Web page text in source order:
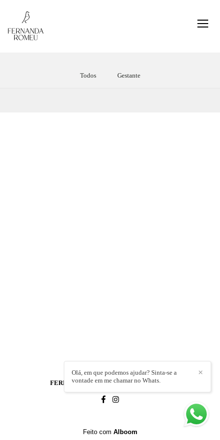
Todos Gestante
FERNANDA ROMEU SIMOES/ CONTATO
✕
Olá, em que podemos ajudar? Sinta-se a
vontade em me chamar no Whats.
Feito com Alboom